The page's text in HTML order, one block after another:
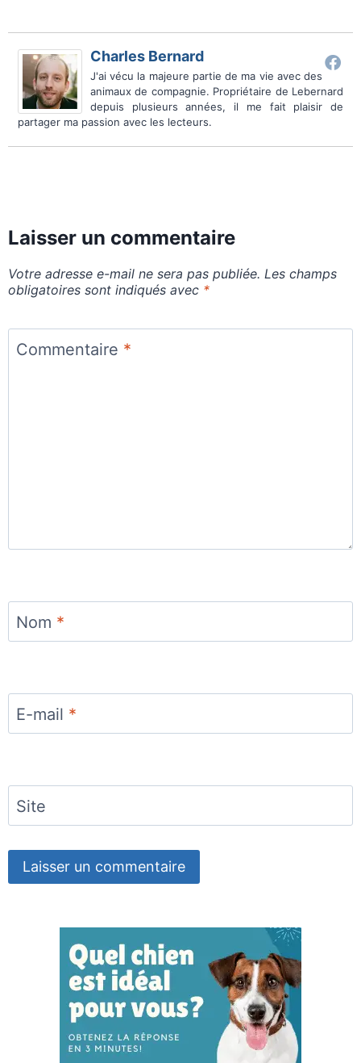
Charles Bernard
J'ai vécu la majeure partie de ma vie avec des
animaux de compagnie. Propriétaire de Lebernard
depuis plusieurs années, il me fait plaisir de
partager ma passion avec les lecteurs.
Laisser un commentaire
Votre adresse e-mail ne sera pas publiée. Les champs
obligatoires sont indiqués avec *
Commentaire *
Nom *
E-mail *
Site